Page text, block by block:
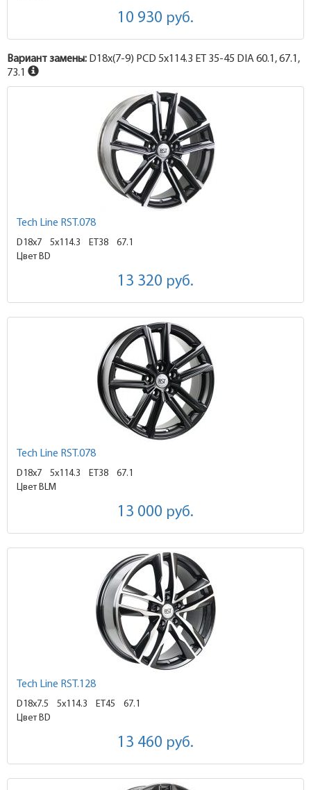
10 930 руб.
Вариант замены: D18x(7-9) PCD 5x114.3 ET 35-45 DIA 60.1, 67.1,
73.1
Tech Line RST.078
D18x7 5x114.3 ET38
67.1
Цвет BD
13 320 руб.
Tech Line RST.078
D18x7 5x114.3 ET38
67.1
Цвет BLM
13 000 руб.
Tech Line RST.128
D18x7.5 5x114.3 ET45
67.1
Цвет BD
13 460 руб.